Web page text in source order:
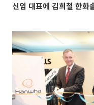
신임 대표에 김희철 한화